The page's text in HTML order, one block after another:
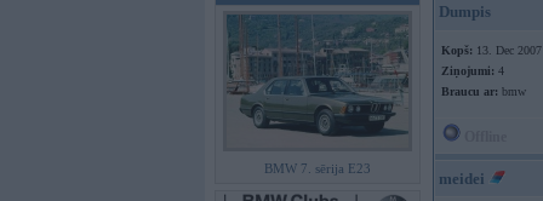
BMW 7. sērija E23
Dumpis
Kopš: 13. Dec 2007
Ziņojumi: 4
Braucu ar: bmw
meidei